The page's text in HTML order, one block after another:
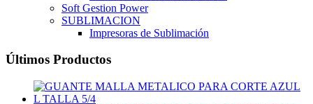
Soft Gestion Power
SUBLIMACION
Impresoras de Sublimación
Últimos Productos